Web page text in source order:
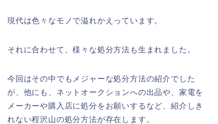
現代は色々なモノで溢れかえっています。
それに合わせて、様々な処分方法も生まれました。
今回はその中でもメジャーな処分方法の紹介でした
が、他にも、ネットオークションへの出品や、家電を
メーカーや購入店に処分をお願いするなど、紹介しき
れない程沢山の処分方法が存在します。